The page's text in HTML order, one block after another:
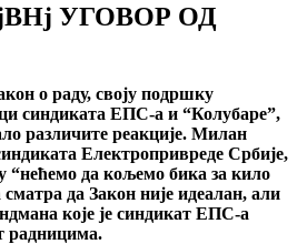
УГОВОР ОД
о раду, своjу подршку
синдиката ЕПС-а и “Колубаре”,
различите реакциjе. Милан
Електропривреде Србиjе,
“нећемо да кољемо бика за кило
да Закон ниjе идеалан, али
коjе jе синдикат ЕПС-а
радницима.